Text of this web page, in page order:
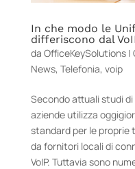
In che modo le
differiscono dal
da OfficeKeySolutions|
News, Telefonia, voip
Secondo attuali studi
aziende utilizza
standard per le
da fornitori locali di
VoIP. Tuttavia sono